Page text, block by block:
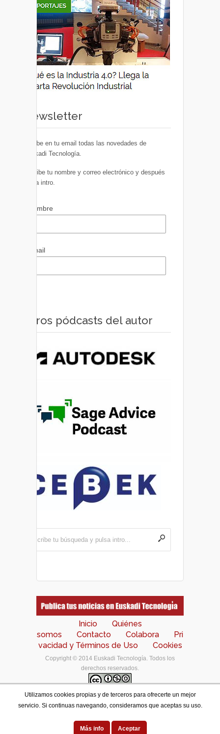
Newsletter
Recibe en tu email todas las novedades de
Euskadi Tecnología.
Escribe tu nombre y correo electrónico y después
pulsa intro.
Nombre
Email
Otros pódcasts del autor
Inicio
Quiénes
somos
Contacto Colabora
Pri
vacidad y Términos de Uso
Cookies
Copyright © 2014 Euskadi Tecnología. Todos los
derechos reservados.
Los contenidos de este portal están bajo unalicencia
de Creative Commons Reconocimiento-NoComercial-
Designed by
Utilizamos cookies propias y de terceros para ofrecerte un mejor
servicio. Si continuas navegando, consideramos que aceptas su uso.
Más info Aceptar